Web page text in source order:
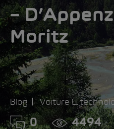
–
Moritz
Blog Voiture &
0 4494